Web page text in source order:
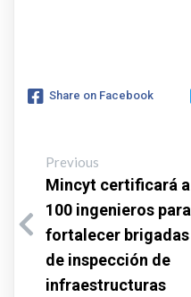
Share on Facebook
Previous
Mincyt certificará a
100 ingenieros para
fortalecer brigadas
de inspección de
infraestructuras